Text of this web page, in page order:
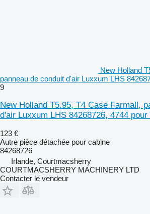
New Holland
panneau de conduit d'air Luxxum LHS
9
New Holland T5.95, T4 Case Farmall,
d'air Luxxum LHS 84268726, 4744 pour
123 €
Autre pièce détachée pour cabine
84268726
Irlande, Courtmacsherry
COURTMACSHERRY MACHINERY LTD
Contacter le vendeur